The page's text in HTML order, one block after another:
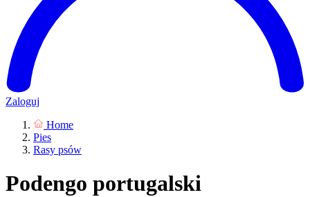
Zaloguj
Home
Pies
Rasy psów
Podengo portugalski